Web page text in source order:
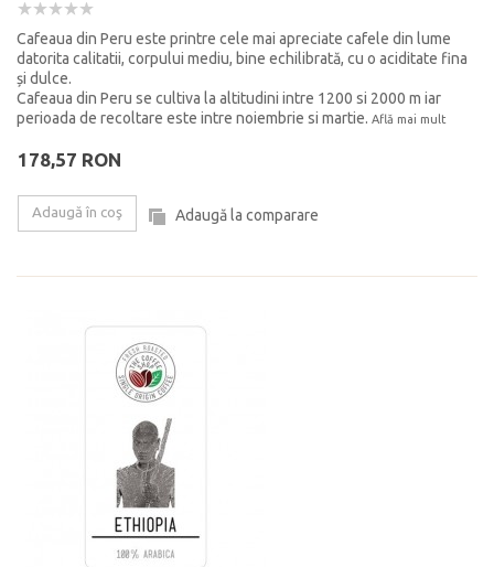
Cafeaua din Peru este printre cele mai apreciate cafele din lume
datorita calitatii, corpului mediu, bine echilibrată, cu o aciditate fina
și dulce.
Cafeaua din Peru se cultiva la altitudini intre 1200 si 2000 m iar
perioada de recoltare este intre noiembrie si martie. Află mai mult
178,57 RON
Adaugă în coş Adaugă la comparare